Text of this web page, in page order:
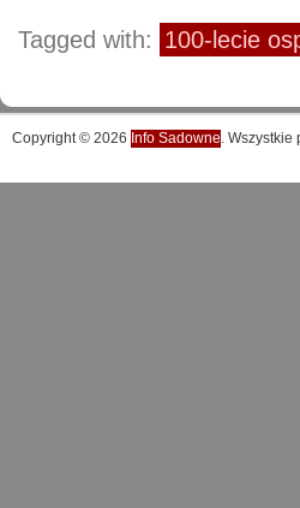
Tagged with: 100-lecie
Copyright © 2026 Info Sadowne. Wszystkie